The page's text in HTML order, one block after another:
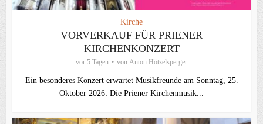
Kirche
VORVERKAUF FÜR PRIENER
KIRCHENKONZERT
vor 5 Tagen von Anton Hötzelsperger
Ein besonderes Konzert erwartet Musikfreunde am Sonntag, 25.
Oktober 2026: Die Priener Kirchenmusik...